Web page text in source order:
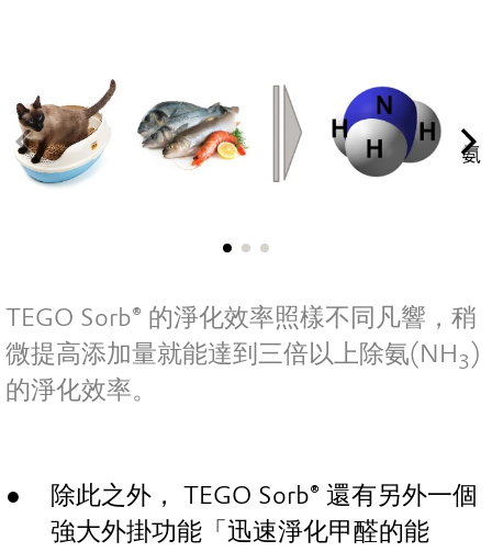
TEGO Sorb® 的淨化效率照樣不同凡響，稍
微提高添加量就能達到三倍以上除氨(NH3)
的淨化效率。
除此之外， TEGO Sorb® 還有另外一個
強大外掛功能「迅速淨化甲醛的能